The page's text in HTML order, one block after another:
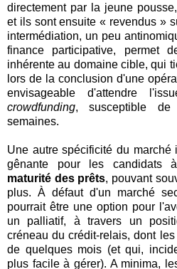
directement par la jeune
et ils sont ensuite « revendus »
intermédiation, un peu
finance participative, permet
inhérente au domaine cible, qui
lors de la conclusion d'une
envisageable d'attendre
crowdfunding, susceptible de
semaines.
Une autre spécificité du marché
gênante pour les candidats
maturité des prêts, pouvant
plus. À défaut d'un marché
pourrait être une option pour
un palliatif, à travers un
créneau du crédit-relais, dont
de quelques mois (et qui,
plus facile à gérer). A minima,